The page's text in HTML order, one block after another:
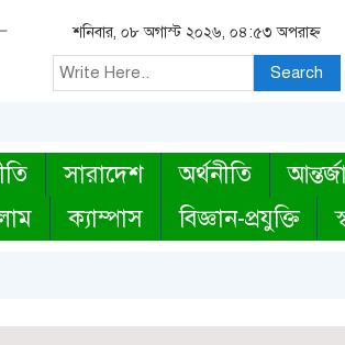
শনিবার, ০৮ অগাস্ট ২০২৬, ০৪:৫৩ অপরাহ্ন
Search
সারাদেশ অর্থনীতি
ক্যাম্পাস বিজ্ঞান-প্রযুক্তি